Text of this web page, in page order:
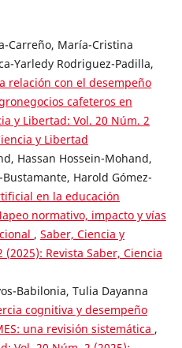
Carreño, María-Cristina
Yarledy Rodriguez-Padilla,
relación con el desempeño
cafeteros en
y Libertad: Vol. 20 Núm. 2
y Libertad
Hassan Hossein-Mohand,
Harold Gómez-
en la educación
normativo, impacto y vías
, Saber, Ciencia y
Revista Saber, Ciencia
Babilonia, Tulia Dayanna
cognitiva y desempeño
una revisión sistemática ,